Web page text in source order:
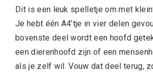
Dit is een leuk spelletje om met
Je hebt één A4’tje in vier delen
bovenste deel wordt een hoofd
een dierenhoofd zijn of een
als je zelf wil. Vouw dat deel terug,